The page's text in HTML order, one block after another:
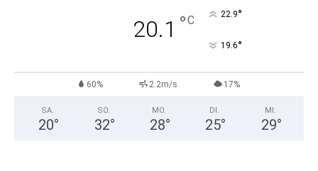
20.1 °C 22.9°
19.6°
60% 2.2m/s 17%
SA.
20°
SO.
32°
MO.
28°
DI.
25°
MI.
29°